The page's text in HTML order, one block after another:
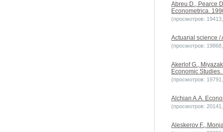
Abreu D., Pearce
Econometrica.
(просмотров:
Actuarial science /
(просмотров:
Akerlof G.,
Economic
(просмотров:
Alchian A.A.
(просмотров:
Aleskerov F.,